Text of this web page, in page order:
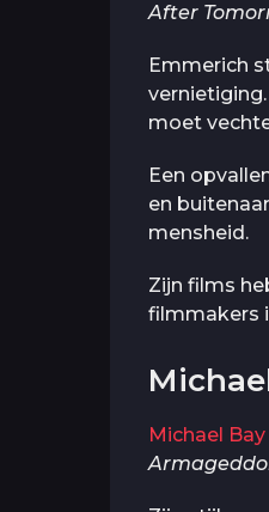
After
Emmerich
moet
Een
en
mensheid.
Zijn films
filmmakers
Michael Bay